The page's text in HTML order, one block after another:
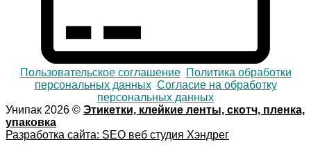
Пользовательское соглашение
Политика обработки
персональных данных Согласие на обработку
персональных данных
Унипак 2026 © Этикетки, клейкие ленты, скотч, пленка,
упаковка
Разработка сайта: SEO веб студия Хэндрег